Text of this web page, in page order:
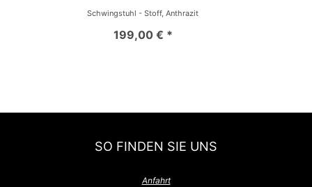
Schwingstuhl - Stoff, Anthrazit
199,00 € *
SO FINDEN SIE UNS
Anfahrt